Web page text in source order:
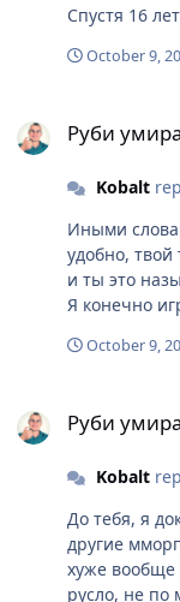
корейской
а, ствол
режиме
Спустя 16
October 9,
Руби
Kobalt
Иными
удобно, твой
и ты это
Я конечно
же как и
October 9,
Руби
Kobalt
До тебя, я
другие
хуже вообще
русло, не по